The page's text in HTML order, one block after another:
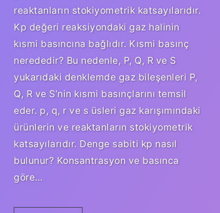
reaktanların stokiyometrik katsayılarıdır.
Kp değeri reaksiyondaki gaz halinin
kısmi basıncına bağlıdır. Kısmi basınç
nerededir? Bu nedenle, P, Q, R ve S
yukarıdaki denklemde gaz bileşenleri P,
Q, R ve S’nin kısmi basınçlarını temsil
eder. p, q, r ve s üsleri gaz karışımındaki
ürünlerin ve reaktanların stokiyometrik
katsayılarıdır. Denge sabiti kp nasıl
bulunur? Konsantrasyon ve basınca
göre…